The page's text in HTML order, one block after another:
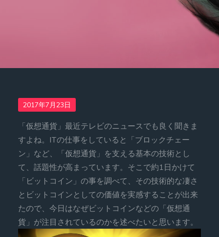
Posted
2017年7月23日
「仮想通貨」最近テレビのニュースでも良く聞きま
すよね。ITの仕事をしていると「ブロックチェー
ン」など、「仮想通貨」を支える基本の技術とし
て、話題性が高まっています。そこで約1日かけて
「ビットコイン」の事を調べて、その技術的な凄さ
とビットコインとしての価値を実感することが出来
たので、今日はなぜビットコインなどの「仮想通
貨」が注目されているのかを述べたいと思います。